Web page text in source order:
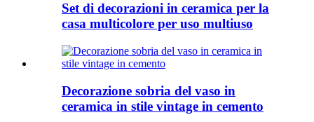
Set di decorazioni in ceramica per la
casa multicolore per uso multiuso
Decorazione sobria del vaso in
ceramica in stile vintage in cemento